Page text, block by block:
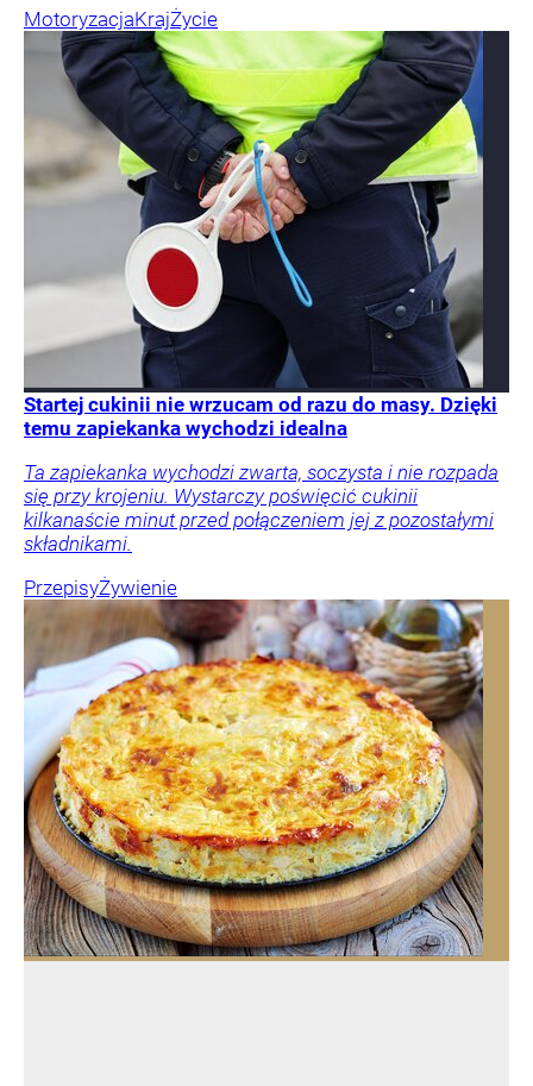
MotoryzacjaKrajŻycie
Startej cukinii nie wrzucam od razu do masy. Dzięki
temu zapiekanka wychodzi idealna
Ta zapiekanka wychodzi zwarta, soczysta i nie rozpada
się przy krojeniu. Wystarczy poświęcić cukinii
kilkanaście minut przed połączeniem jej z pozostałymi
składnikami.
PrzepisyŻywienie